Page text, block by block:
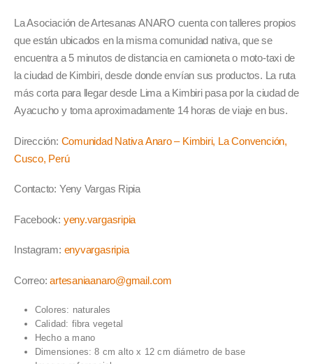
La Asociación de Artesanas ANARO cuenta con talleres propios
que están ubicados en la misma comunidad nativa, que se
encuentra a 5 minutos de distancia en camioneta o moto-taxi de
la ciudad de Kimbiri, desde donde envían sus productos. La ruta
más corta para llegar desde Lima a Kimbiri pasa por la ciudad de
Ayacucho y toma aproximadamente 14 horas de viaje en bus.
Dirección: Comunidad Nativa Anaro – Kimbiri, La Convención,
Cusco, Perú
Contacto: Yeny Vargas Ripia
Facebook: yeny.vargasripia
Instagram: enyvargasripia
Correo:artesaniaanaro@gmail.com
Colores: naturales
Calidad: fibra vegetal
Hecho a mano
Dimensiones: 8 cm alto x 12 cm diámetro de base